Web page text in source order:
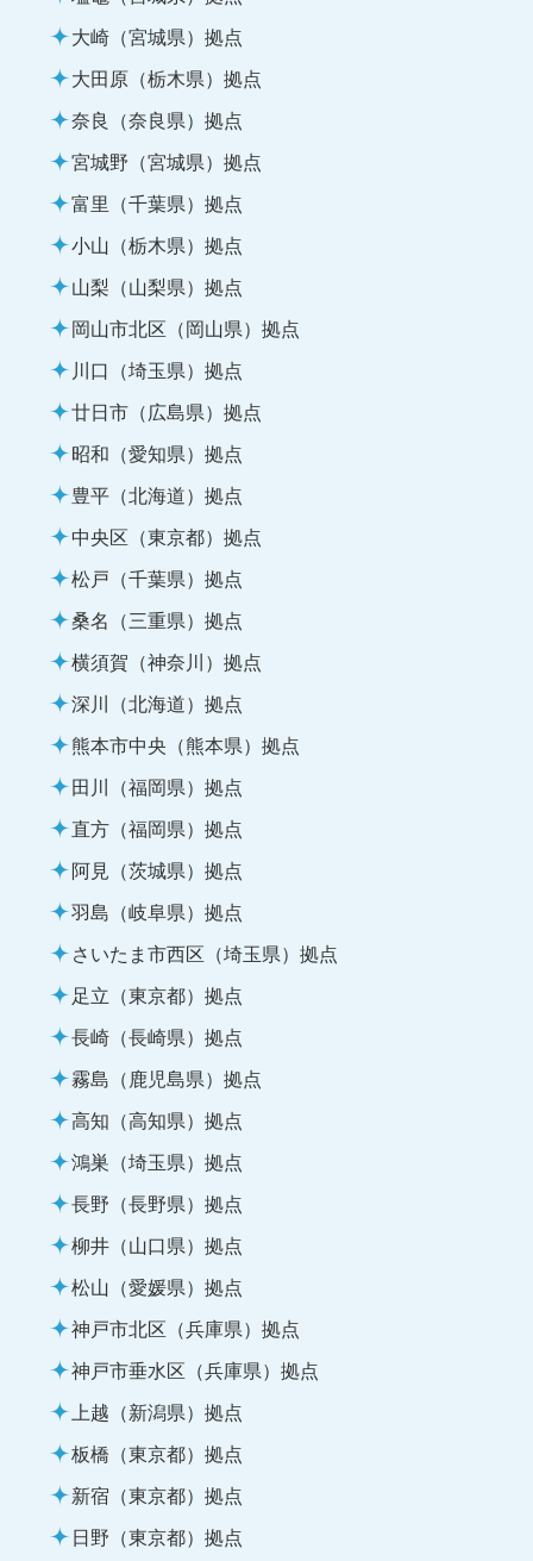
大崎（宮城県）拠点
大田原（栃木県）拠点
奈良（奈良県）拠点
宮城野（宮城県）拠点
富里（千葉県）拠点
小山（栃木県）拠点
山梨（山梨県）拠点
岡山市北区（岡山県）拠点
川口（埼玉県）拠点
廿日市（広島県）拠点
昭和（愛知県）拠点
豊平（北海道）拠点
中央区（東京都）拠点
松戸（千葉県）拠点
桑名（三重県）拠点
横須賀（神奈川）拠点
深川（北海道）拠点
熊本市中央（熊本県）拠点
田川（福岡県）拠点
直方（福岡県）拠点
阿見（茨城県）拠点
羽島（岐阜県）拠点
さいたま市西区（埼玉県）拠点
足立（東京都）拠点
長崎（長崎県）拠点
霧島（鹿児島県）拠点
高知（高知県）拠点
鴻巣（埼玉県）拠点
長野（長野県）拠点
柳井（山口県）拠点
松山（愛媛県）拠点
神戸市北区（兵庫県）拠点
神戸市垂水区（兵庫県）拠点
上越（新潟県）拠点
板橋（東京都）拠点
新宿（東京都）拠点
日野（東京都）拠点